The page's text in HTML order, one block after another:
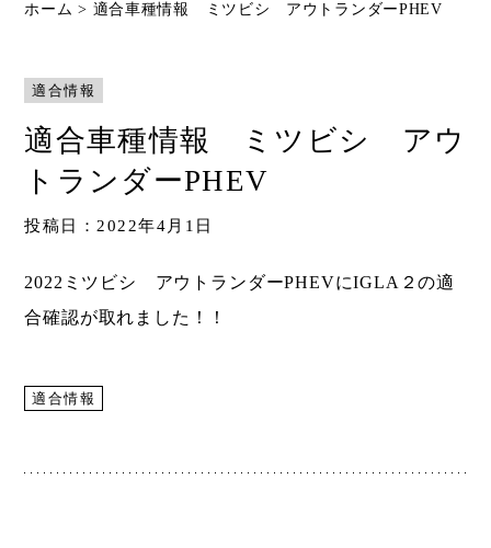
製品ラインナップ
Compatibility
Contact
ホーム > 適合車種情報 ミツビシ アウトランダーPHEV
適合情報
適合車種情報 ミツビシ アウ
トランダーPHEV
投稿日：2022年4月1日
2022ミツビシ アウトランダーPHEVにIGLA２の適
合確認が取れました！！
適合情報